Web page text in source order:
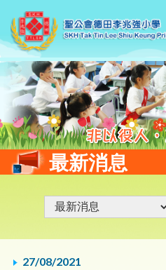
最新消息
27/08/2021